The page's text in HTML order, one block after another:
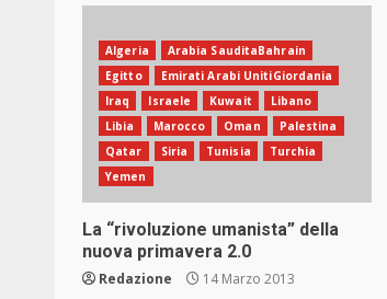
Algeria
Arabia SauditaBahrain
Egitto
Emirati Arabi UnitiGiordania
Iraq
Israele Kuwait
Libano
Libia
Marocco Oman
Palestina
Qatar
Siria Tunisia
Turchia
Yemen
La “rivoluzione umanista” della
nuova primavera 2.0
Redazione 14 Marzo 2013